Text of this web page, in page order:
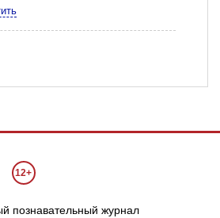
12+
познавательный журнал